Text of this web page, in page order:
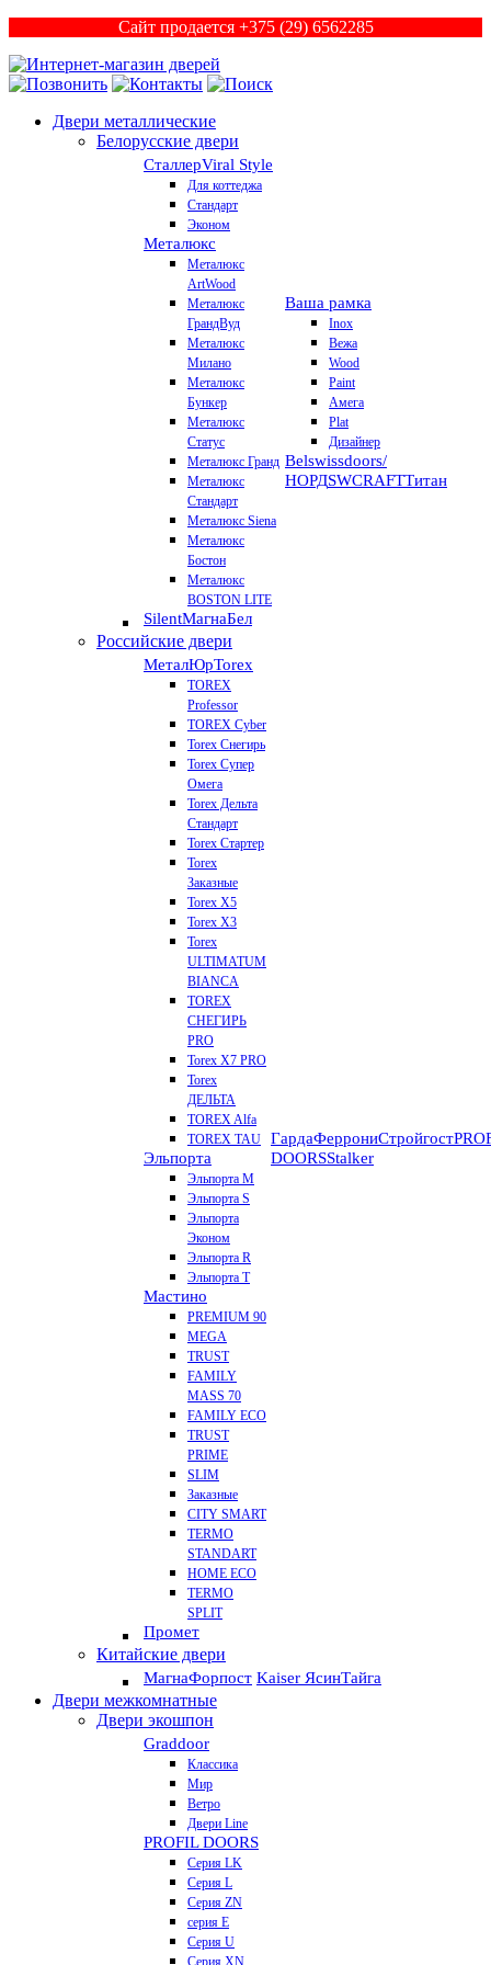
Сайт продается +375 (29) 6562285
Двери металлические
Белорусские двери
СталлерViral Style
Для коттеджа
Стандарт
Эконом
Металюкс
Металюкс
ArtWood
Металюкс
ГрандВуд
Металюкс
Милано
Металюкс
Бункер
Металюкс
Статус
Металюкс Гранд
Металюкс
Стандарт
Металюкс Siena
Металюкс
Бостон
Металюкс
BOSTON LITE
SilentМагнаБел
Ваша рамка
Inox
Вежа
Wood
Paint
Амега
Plat
Дизайнер
Belswissdoors/
НОРДSWCRAFTТитан
Российские двери
МеталЮрTorex
TOREX
Professor
TOREX Cyber
Torex Снегирь
Torex Супер
Омега
Torex Дельта
Стандарт
Torex Стартер
Torex
Заказные
Torex Х5
Torex Х3
Torex
ULTIMATUM
BIANCA
TOREX
СНЕГИРЬ
PRO
Torex X7 PRO
Torex
ДЕЛЬТА
TOREX Alfa
TOREX TAU
Эльпорта
Эльпорта M
Эльпорта S
Эльпорта
Эконом
Эльпорта R
Эльпорта Т
Мастино
PREMIUM 90
MEGA
TRUST
FAMILY
MASS 70
FAMILY ECO
TRUST
PRIME
SLIM
Заказные
CITY SMART
TERMO
STANDART
HOME ECO
ТЕRМО
SPLIT
Промет
ГардаФеррониСтройгост
DOORSStalker
Китайские двери
МагнаФорпост Kaiser ЯсинТайга
Двери межкомнатные
Двери экошпон
Graddoor
Классика
Мир
Ветро
Двери Line
PROFIL DOORS
Серия LK
Серия L
Серия ZN
серия E
Серия U
Серия XN